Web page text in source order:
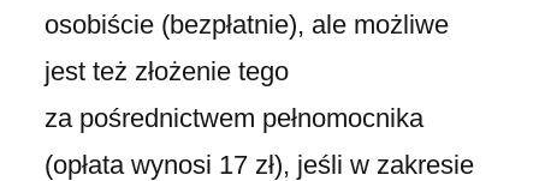
osobiście (bezpłatnie), ale możliwe
jest też złożenie tego
za pośrednictwem pełnomocnika
(opłata wynosi 17 zł), jeśli w zakresie